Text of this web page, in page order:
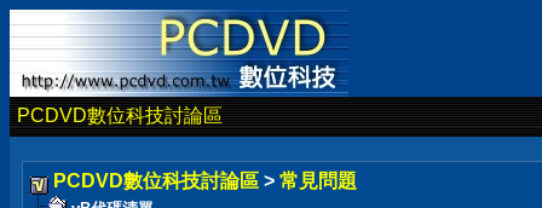
PCDVD數位科技討論區
PCDVD數位科技討論區 > 常見問題